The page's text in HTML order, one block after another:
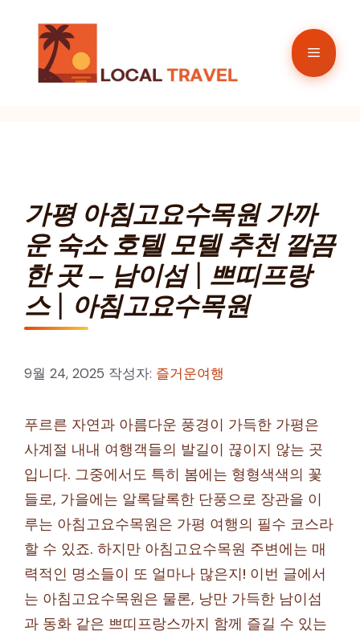
메
가평 아침고요수목원 가까
운 숙소 호텔 모텔 추천 깔끔
한 곳 – 남이섬 | 쁘띠프랑
스 | 아침고요수목원
9월 24, 2025 작성자: 즐거운여행
푸르른 자연과 아름다운 풍경이 가득한 가평은
사계절 내내 여행객들의 발길이 끊이지 않는 곳
입니다. 그중에서도 특히 봄에는 형형색색의 꽃
들로, 가을에는 알록달록한 단풍으로 장관을 이
루는 아침고요수목원은 가평 여행의 필수 코스라
할 수 있죠. 하지만 아침고요수목원 주변에는 매
력적인 명소들이 또 얼마나 많은지! 이번 글에서
는 아침고요수목원은 물론, 낭만 가득한 남이섬
과 동화 같은 쁘띠프랑스까지 함께 즐길 수 있는